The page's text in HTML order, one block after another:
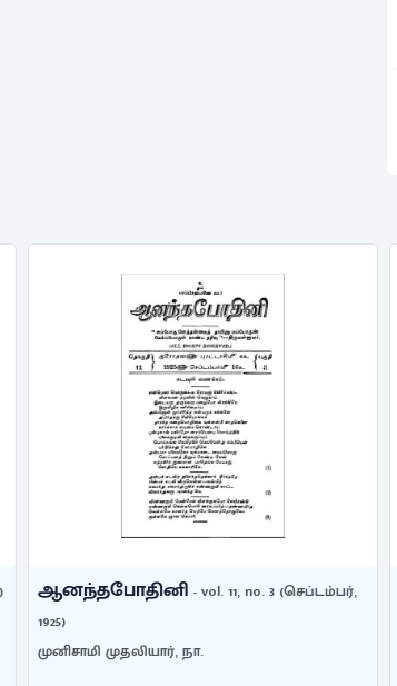
ஆனந்தபோதினி- vol. 11, no. 3 (செப்டம்பர்,
1925)
முனிசாமி முதலியார், நா.